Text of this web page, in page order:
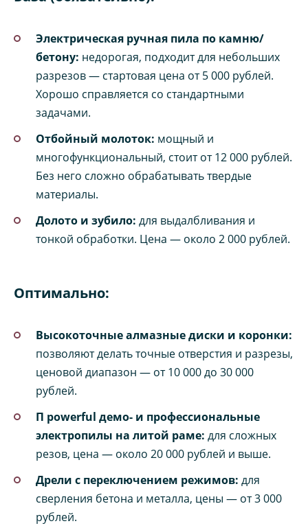
Электрическая ручная пила по камню/
бетону: недорогая, подходит для небольших
разрезов — стартовая цена от 5 000 рублей.
Хорошо справляется со стандартными
задачами.
Отбойный молоток: мощный и
многофункциональный, стоит от 12 000 рублей.
Без него сложно обрабатывать твердые
материалы.
Долото и зубило: для выдалбливания и
тонкой обработки. Цена — около 2 000 рублей.
Оптимально:
Высокоточные алмазные диски и коронки:
позволяют делать точные отверстия и разрезы,
ценовой диапазон — от 10 000 до 30 000
рублей.
П powerful демо- и профессиональные
электропилы на литой раме: для сложных
резов, цена — около 20 000 рублей и выше.
Дрели с переключением режимов: для
сверления бетона и металла, цены — от 3 000
рублей.